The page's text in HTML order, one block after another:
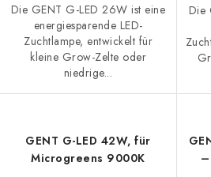
Die GENT G-LED 26W ist eine
energiesparende LED-
Zuchtlampe, entwickelt für
kleine Grow-Zelte oder
niedrige...
Die
GENT G-LED 42W, für
Microgreens 9000K